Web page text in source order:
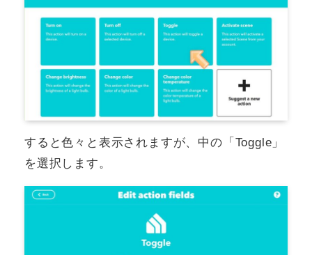
すると色々と表示されますが、中の「Toggle」
を選択します。